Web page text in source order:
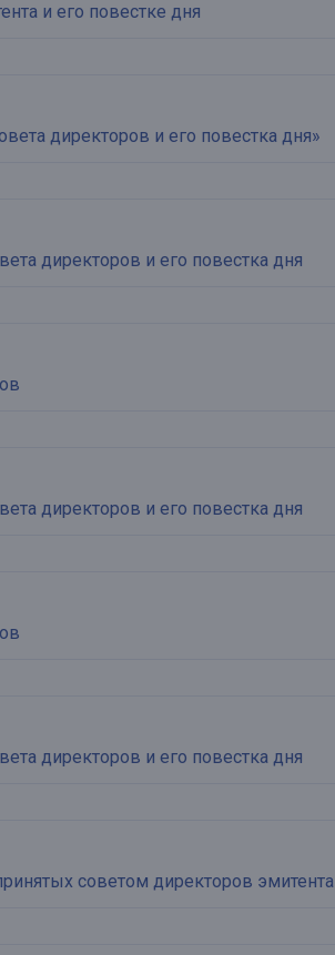
и его повестке дня
директоров и его повестка дня»
директоров и его повестка дня
директоров и его повестка дня
директоров и его повестка дня
советом директоров эмитента